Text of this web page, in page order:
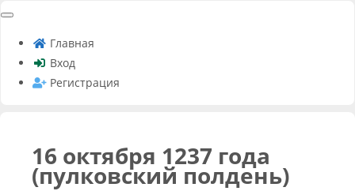
Главная
Вход
Регистрация
16 октября 1237 года
(пулковский полдень)